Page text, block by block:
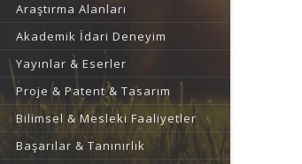
Araştırma Alanları
Akademik İdari Deneyim
Yayınlar & Eserler
Proje & Patent & Tasarım
Bilimsel & Mesleki Faaliyetler
Başarılar & Tanınırlık